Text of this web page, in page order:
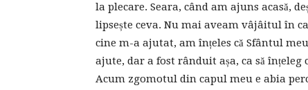
la plecare. Seara, când am ajuns acasă,
lipsește ceva. Nu mai aveam vâjâitul în
cine m-a ajutat, am înțeles că Sfântul
ajute, dar a fost rânduit așa, ca să
Acum zgomotul din capul meu e abia